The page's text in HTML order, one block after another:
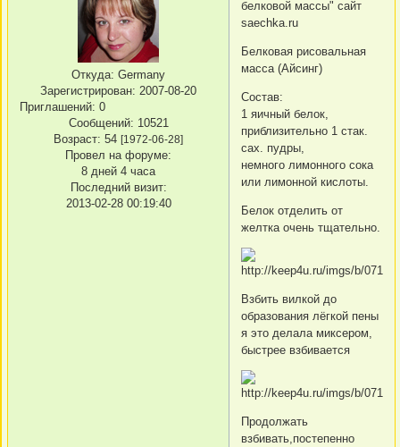
Откуда: Germany
Зарегистрирован: 2007-08-20
Приглашений: 0
Сообщений: 10521
Возраст: 54 [1972-06-28]
Провел на форуме:
8 дней 4 часа
Последний визит:
2013-02-28 00:19:40
белковой массы" сайт
saechka.ru
Белковая рисовальная
масса (Айсинг)
Состав:
1 яичный белок,
приблизительно 1 стак.
сах. пудры,
немного лимонного сока
или лимонной кислоты.
Белок отделить от
желтка очень тщательно.
Взбить вилкой до
образования лёгкой пены
я это делала миксером,
быстрее взбивается
Продолжать
взбивать,постепенно